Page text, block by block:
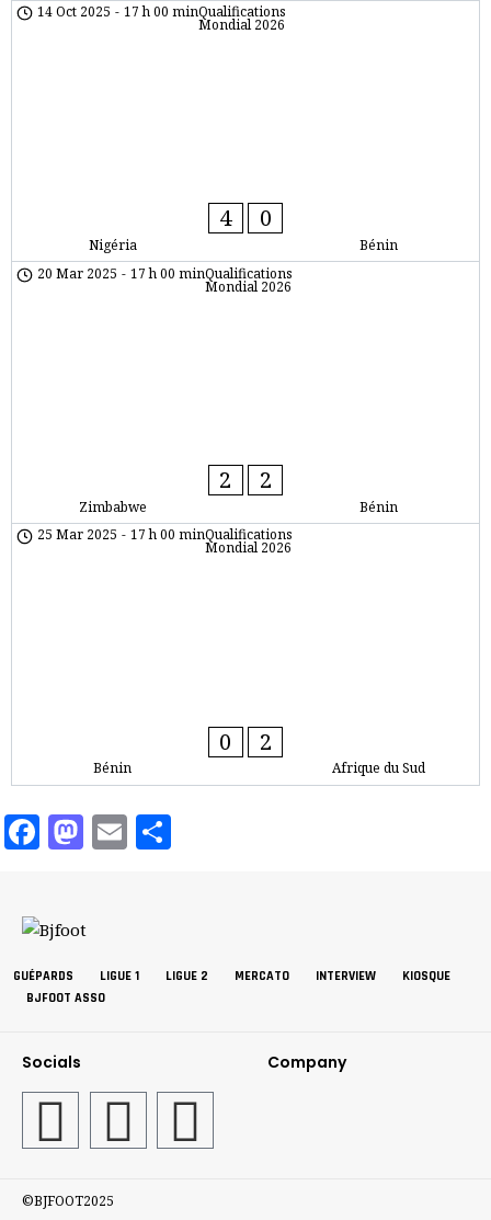
Qualifications
Mondial 2026
14 Oct 2025 - 17 h 00 min
Nigéria
4 0
Bénin
Qualifications
Mondial 2026
20 Mar 2025 - 17 h 00 min
Zimbabwe
2 2
Bénin
Qualifications
Mondial 2026
25 Mar 2025 - 17 h 00 min
Bénin
0 2
Afrique du Sud
Facebook
Mastodon
Email
GUÉPARDS LIGUE 1 LIGUE 2 MERCATO INTERVIEW
KIOSQUE
BJFOOT ASSO
Socials Company
©BJFOOT2025